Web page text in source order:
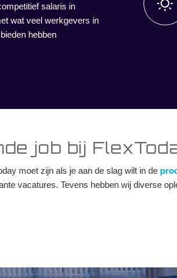
salaris in
wat veel werkgevers in
hebben
job bij
moet zijn als je aan de slag wilt in de
vacatures. Tevens hebben wij diverse